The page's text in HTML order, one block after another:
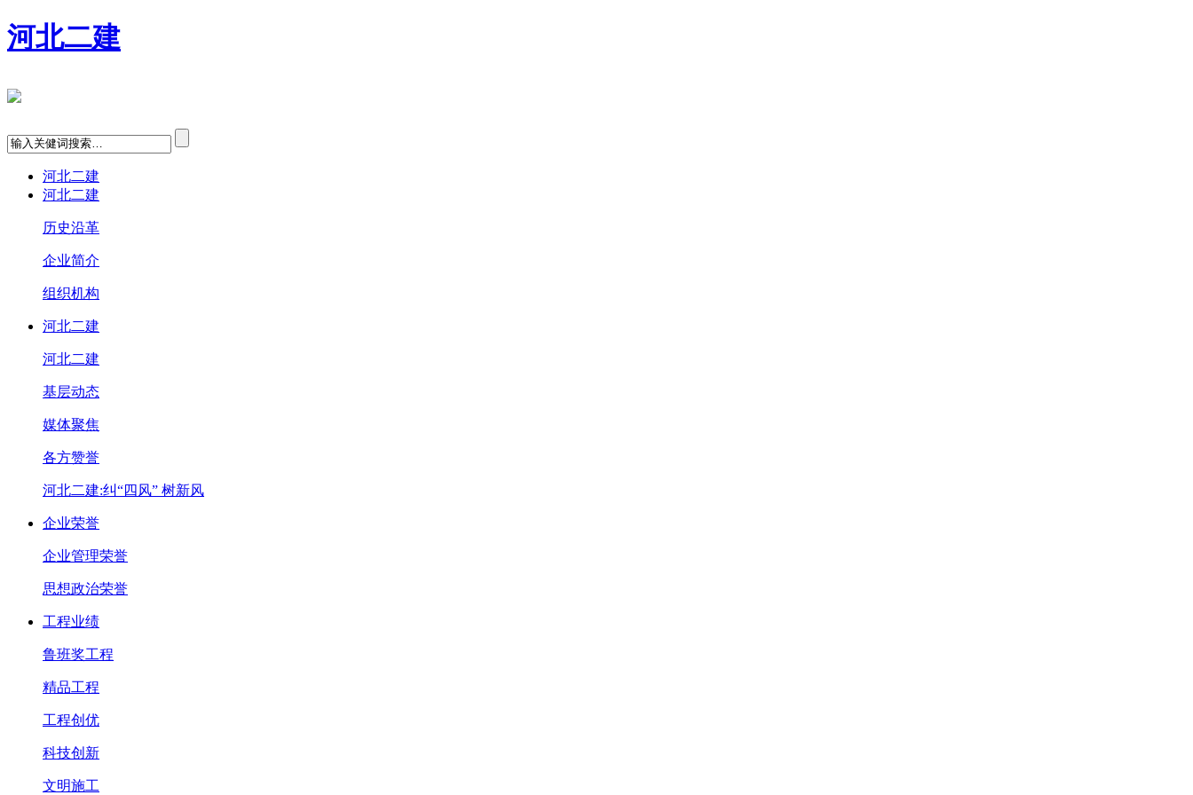
河北二建
河北二建
河北二建
历史沿革
企业简介
组织机构
河北二建
河北二建
基层动态
媒体聚焦
各方赞誉
河北二建:纠“四风” 树新风
企业荣誉
企业管理荣誉
思想政治荣誉
工程业绩
鲁班奖工程
精品工程
工程创优
科技创新
文明施工